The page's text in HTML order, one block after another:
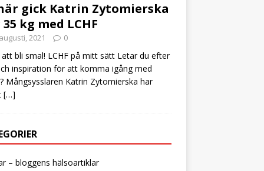
gick Katrin Zytomierska
kg med LCHF
2021 0
att bli smal! LCHF på mitt sätt Letar du efter
inspiration för att komma igång med
Mångsysslaren Katrin Zytomierska har
[…]
– bloggens hälsoartiklar